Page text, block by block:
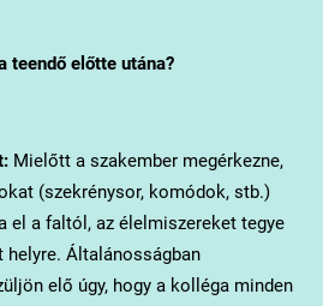
teendő előtte utána?
Mielőtt a szakember megérkezne,
(szekrénysor, komódok, stb.)
el a faltól, az élelmiszereket tegye
helyre. Általánosságban
elő úgy, hogy a kolléga minden